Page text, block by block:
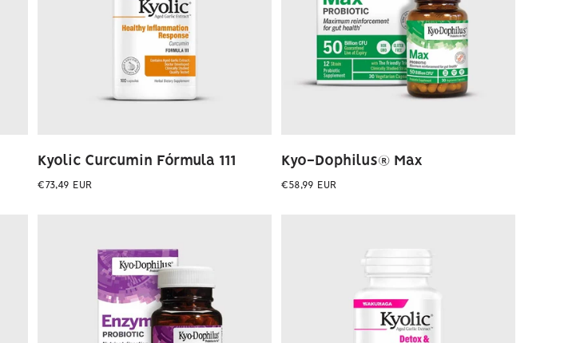
Kyolic Curcumin Fórmula 111
Preço
€73,49 EUR
Kyo-Dophilus® Max
Preço
€58,99 EUR